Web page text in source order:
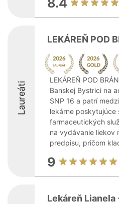
8.4
Laureáti
LEKÁREŇ POD
LEKÁREŇ POD
Banskej Bystrici na
SNP 16 a patrí
lekárne poskytujúce
farmaceutických
na vydávanie liekov
predpisu, pričom
9
Lekáreň Lianela